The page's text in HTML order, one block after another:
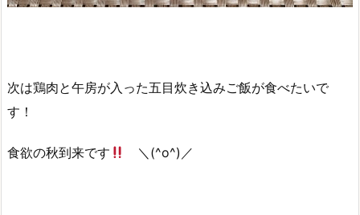
次は鶏肉と午房が入った五目炊き込みご飯が食べたいで
す！
食欲の秋到来です ＼(^o^)／